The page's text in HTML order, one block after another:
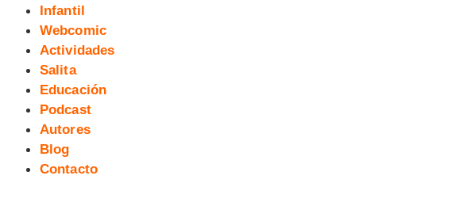
Infantil
Webcomic
Actividades
Salita
Educación
Podcast
Autores
Blog
Contacto